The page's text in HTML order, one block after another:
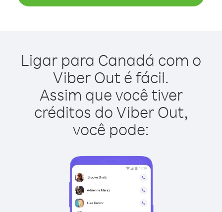
Ligar para Canadá com o
Viber Out é fácil.
Assim que você tiver
créditos do Viber Out,
você pode: